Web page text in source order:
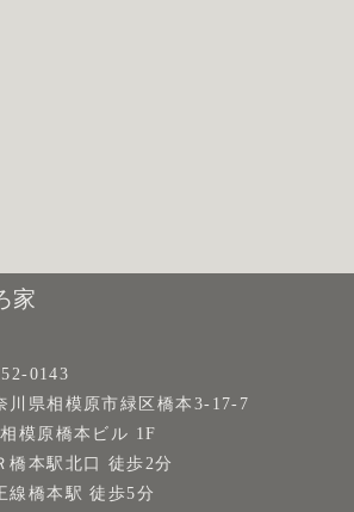
家
0143
川県相模原市緑区橋本3-17-7
模原橋本ビル 1F
橋本駅北口 徒歩2分
線橋本駅 徒歩5分